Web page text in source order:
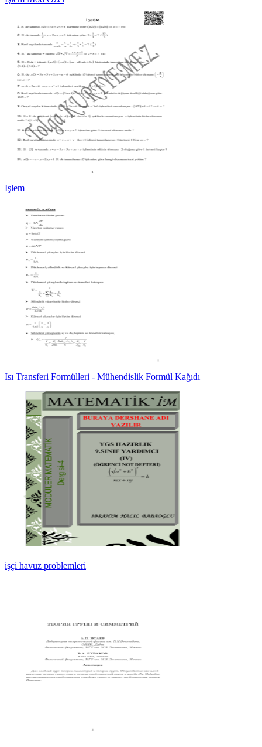
Işlem
Isı Transferi Formülleri - Mühendislik Formül Kağıdı
işçi havuz problemleri